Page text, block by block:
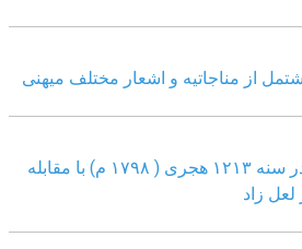
از مناجاتیه و اشعار مختلف میهنی
تالیف امام الدین حسینی در سنه ۱۲۱۳ هجری ( ۱۷۹۸ م) با مقابله
زاد